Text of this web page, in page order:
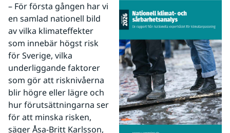
– För första gången har vi
en samlad nationell bild
av vilka klimateffekter
som innebär högst risk
för Sverige, vilka
underliggande faktorer
som gör att risknivåerna
blir högre eller lägre och
hur förutsättningarna ser
för att minska risken,
säger Åsa-Britt Karlsson,